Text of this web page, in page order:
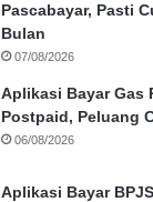
Pascabayar, Pasti
Bulan
07/08/2026
Aplikasi Bayar Gas
Postpaid, Peluang
06/08/2026
Aplikasi Bayar